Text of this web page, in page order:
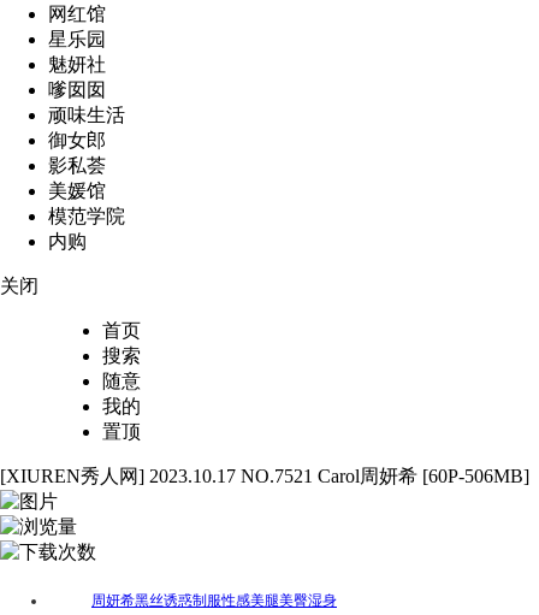
网红馆
星乐园
魅妍社
嗲囡囡
顽味生活
御女郎
影私荟
美媛馆
模范学院
内购
关闭
首页
搜索
随意
我的
置顶
[XIUREN秀人网] 2023.10.17 NO.7521 Carol周妍希 [60P-506MB]
周妍希黑丝诱惑制服性感美腿美臀湿身